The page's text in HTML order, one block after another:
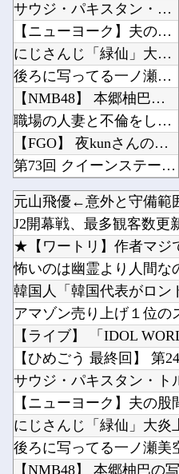
サウジ・パキスタン・トルコ3カ国が共同防衛協定締結…「イスラム版NATO」指摘も！
【ニューヨーク】夫の股間を触る女にブチギレる妻
にじさんじ「緑仙」大炎上！上から目線で圧が強い返信「もうすでに歌ってる」埋もれてる曲を救い...
後ろに写ってる一ノ瀬美空ちゃんがヤバすぎるｗ【乃木坂46】
【NMB48】 本郷柚巴の写真集がすごいことになってる
職場の人妻と不倫をして、ついに、、、
【FGO】 夜kunさんのモルガンイラスト！！ 蝶の羽好きです！
第73回 クイーンステークス(GⅢ).第25回 アイビスサマーダッシュ(GⅢ)
【艦これ】 なんだろう、なんか火力足りんのよな
やる夫「催眠アプリを手に入れたんだけど……これ必要だった？」 第29話
ブログ更新停止のお知らせ
Powered by livedoor 相互RSS
元山飛優←意外と守備範
★【ワートリ】作者マジ
【ライブ】 「IDOL
【ニューヨーク】夫の